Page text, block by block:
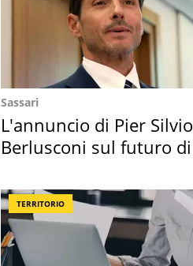
Sassari
L'annuncio di Pier Silvio
Berlusconi sul futuro di
TERRITORIO